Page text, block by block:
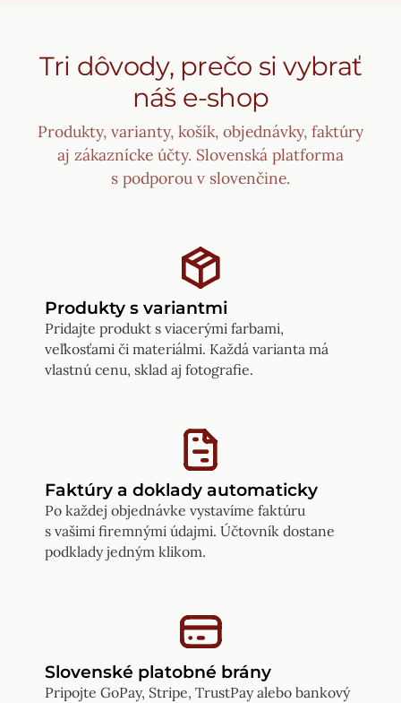
Tri dôvody, prečo si vybrať
náš e-shop
Produkty, varianty, košík, objednávky, faktúry
aj zákaznícke účty. Slovenská platforma
s podporou v slovenčine.
Produkty s variantmi
Pridajte produkt s viacerými farbami,
veľkosťami či materiálmi. Každá varianta má
vlastnú cenu, sklad aj fotografie.
Faktúry a doklady automaticky
Po každej objednávke vystavíme faktúru
s vašimi firemnými údajmi. Účtovník dostane
podklady jedným klikom.
Slovenské platobné brány
Pripojte GoPay, Stripe, TrustPay alebo bankový